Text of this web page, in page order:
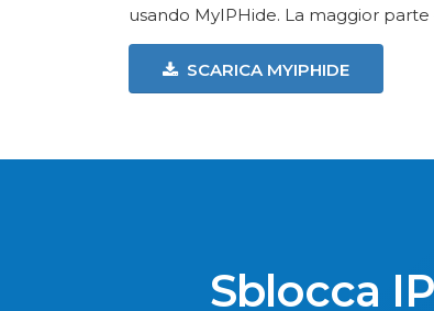
usando MyIPHide. La maggior
SCARICA MYIPHIDE
Sblocca